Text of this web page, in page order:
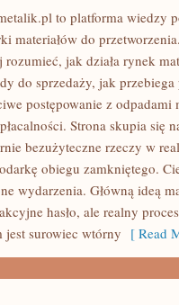
to platforma wiedzy
materiałów do
rozumieć, jak działa rynek
do sprzedaży, jak
postępowanie z
Strona skupia się
bezużyteczne rzeczy w
obiegu zamkniętego.
wydarzenia. Główną ideą
hasło, ale realny
jest surowiec wtórny [ Read